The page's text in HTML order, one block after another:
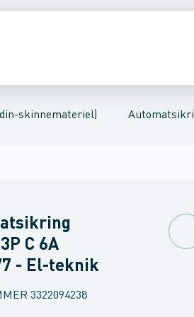
materielFøringsveje, kanaler &
skinnemateriel)FordelingstavlerkW/h
med hjælpekontakt Automatsikring
C 6A
- El-teknik
3322094238